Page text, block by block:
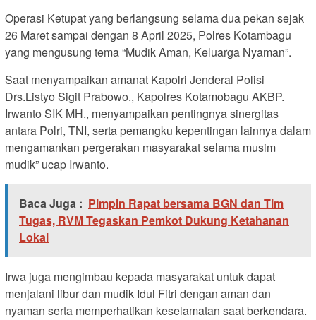
Operasi Ketupat yang berlangsung selama dua pekan sejak
26 Maret sampai dengan 8 April 2025, Polres Kotambagu
yang mengusung tema “Mudik Aman, Keluarga Nyaman”.
Saat menyampaikan amanat Kapolri Jenderal Polisi
Drs.Listyo Sigit Prabowo., Kapolres Kotamobagu AKBP.
Irwanto SIK MH., menyampaikan pentingnya sinergitas
antara Polri, TNI, serta pemangku kepentingan lainnya dalam
mengamankan pergerakan masyarakat selama musim
mudik” ucap Irwanto.
Baca Juga : Pimpin Rapat bersama BGN dan Tim
Tugas, RVM Tegaskan Pemkot Dukung Ketahanan
Lokal
Irwa juga mengimbau kepada masyarakat untuk dapat
menjalani libur dan mudik Idul Fitri dengan aman dan
nyaman serta memperhatikan keselamatan saat berkendara.